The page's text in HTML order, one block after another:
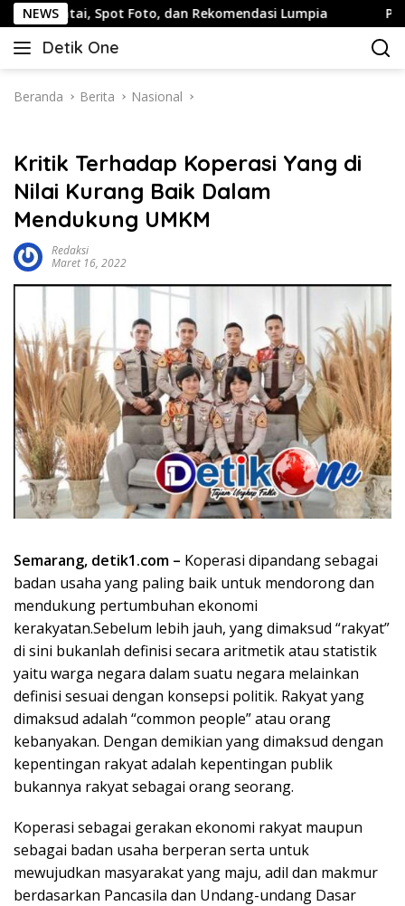
Langsung
ke
konten
NEWS
Foto, dan Rekomendasi Lumpia Panduan Wisata
Detik One
Tajam
Fakta
Beranda Berita Nasional
Kritik Terhadap Koperasi Yang di
Nilai Kurang Baik Dalam
Mendukung UMKM
Redaksi
Maret 16, 2022
Semarang, detik1.com – Koperasi dipandang sebagai
badan usaha yang paling baik untuk mendorong dan
mendukung pertumbuhan ekonomi
kerakyatan.Sebelum lebih jauh, yang dimaksud “rakyat”
di sini bukanlah definisi secara aritmetik atau statistik
yaitu warga negara dalam suatu negara melainkan
definisi sesuai dengan konsepsi politik. Rakyat yang
dimaksud adalah “common people” atau orang
kebanyakan. Dengan demikian yang dimaksud dengan
kepentingan rakyat adalah kepentingan publik
bukannya rakyat sebagai orang seorang.
Koperasi sebagai gerakan ekonomi rakyat maupun
sebagai badan usaha berperan serta untuk
mewujudkan masyarakat yang maju, adil dan makmur
berdasarkan Pancasila dan Undang-undang Dasar